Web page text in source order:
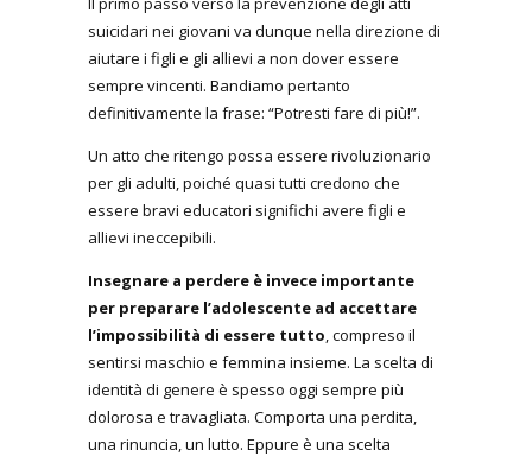
suicidari nei giovani va dunque nella direzione di
aiutare i figli e gli allievi a non dover essere
sempre vincenti. Bandiamo pertanto
definitivamente la frase: “Potresti fare di più!”.
Un atto che ritengo possa essere rivoluzionario
per gli adulti, poiché quasi tutti credono che
essere bravi educatori significhi avere figli e
allievi ineccepibili.
Insegnare a perdere è invece importante
per preparare l’adolescente ad accettare
l’impossibilità di essere tutto, compreso il
sentirsi maschio e femmina insieme. La scelta di
identità di genere è spesso oggi sempre più
dolorosa e travagliata. Comporta una perdita,
una rinuncia, un lutto. Eppure è una scelta